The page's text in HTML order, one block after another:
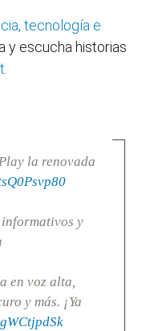
tecnología e
y escucha historias
la renovada
y
en voz alta,
y más. ¡Ya